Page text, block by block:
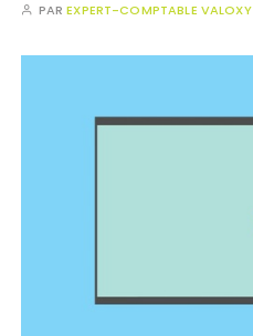
PAREXPERT-COMPTABLE VALOXY